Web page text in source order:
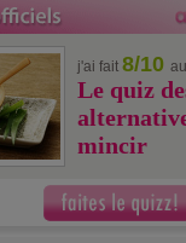
j'ai fait 8/10
Le quiz
mincir